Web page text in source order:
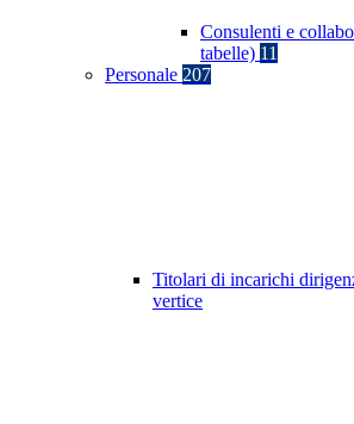
Consulenti e
tabelle) 11
Personale 207
Titolari di incarichi
vertice